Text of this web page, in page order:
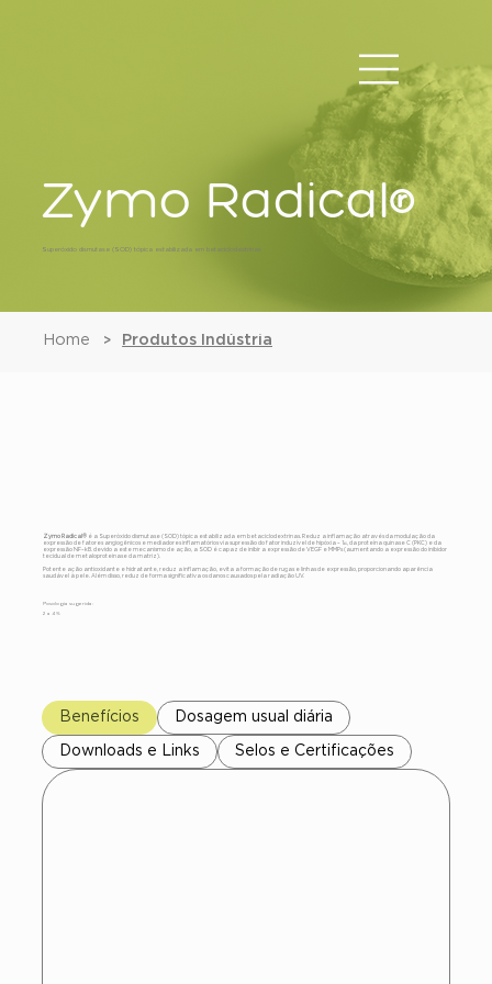
Zymo Radical®
Superóxido dismutase (SOD) tópica estabilizada em betaciclodextrinas
Home > Produtos Indústria
Zymo Radical®é a Superóxido dismutase (SOD) tópica estabilizada em betaciclodextrinas. Reduz a inflamação através da modulação da
expressão de fatores angiogênicos e mediadores inflamatórios via supressão do fator induzível de hipóxia – 1α, da proteína quinase C (PKC) e da
expressão NF–kB. devido a este mecanismo de ação, a SOD é capaz de inibir a expressão de VEGF e MMPs (aumentando a expressão do inibidor
tecidual de metaloproteinase da matriz).
Potente ação antioxidante e hidratante, reduz a inflamação, evita a formação de rugas e linhas de expressão, proporcionando aparência
saudável à pele. Além disso, reduz de forma significativa os danos causados pela radiação UV.
Posologia sugerida:
2 a 4 %
Benefícios Dosagem usual diária
Downloads e Links Selos e Certificações